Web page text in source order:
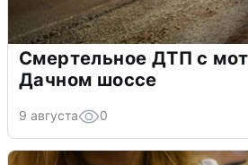
Смертельное ДТП с
Дачном шоссе
9 августа 0